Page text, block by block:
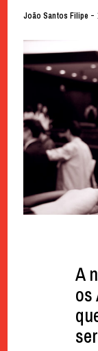
João Santos Filipe -
A
os